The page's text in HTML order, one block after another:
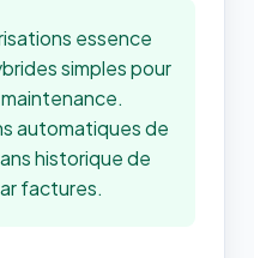
essence
simples pour
automatiques de
historique de
factures.